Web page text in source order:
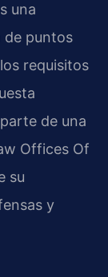
una
de puntos
requisitos
de una
Offices Of
su
y